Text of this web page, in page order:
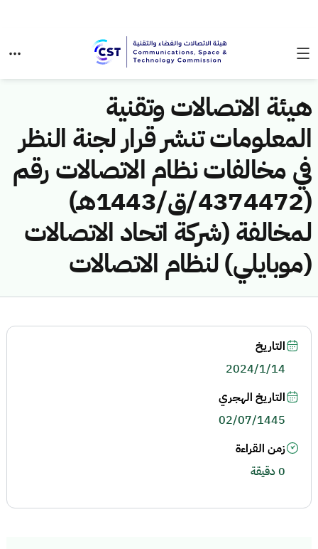
هيئة الاتصالات وتقنية
المعلومات تنشر قرار لجنة النظر
في مخالفات نظام الاتصالات رقم
(4374472/ق/1443هـ)
لمخالفة (شركة اتحاد الاتصالات
(موبايلي) لنظام الاتصالات
التاريخ
2024/1/14
التاريخ الهجري
02/07/1445
زمن القراءة
0 دقيقة